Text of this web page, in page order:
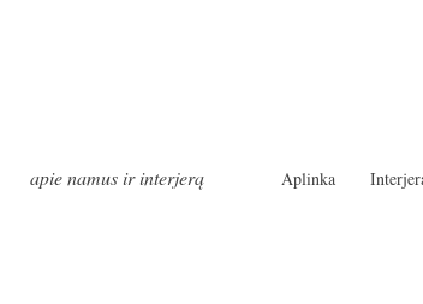
apie namus ir interjerą Aplinka